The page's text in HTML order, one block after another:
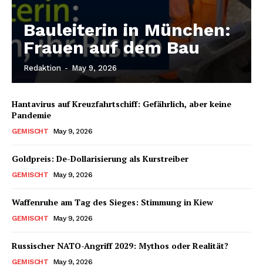
Bauleiterin in München:
Frauen auf dem Bau
Redaktion - May 9, 2026
Hantavirus auf Kreuzfahrtschiff: Gefährlich, aber keine
Pandemie
GEMISCHT May 9, 2026
Goldpreis: De-Dollarisierung als Kurstreiber
GEMISCHT May 9, 2026
Waffenruhe am Tag des Sieges: Stimmung in Kiew
GEMISCHT May 9, 2026
Russischer NATO-Angriff 2029: Mythos oder Realität?
GEMISCHT May 9, 2026